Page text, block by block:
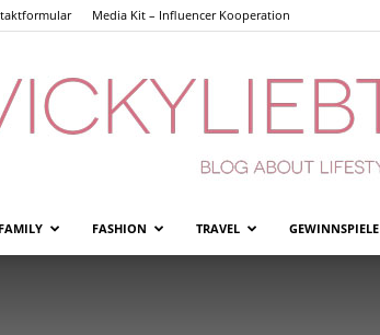
Media Kit – Influencer Kooperation
FAMILY FASHION TRAVEL GEWINNSPIELE